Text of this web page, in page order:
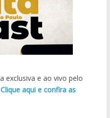
exclusiva e ao vivo pelo
Clique aqui e confira as